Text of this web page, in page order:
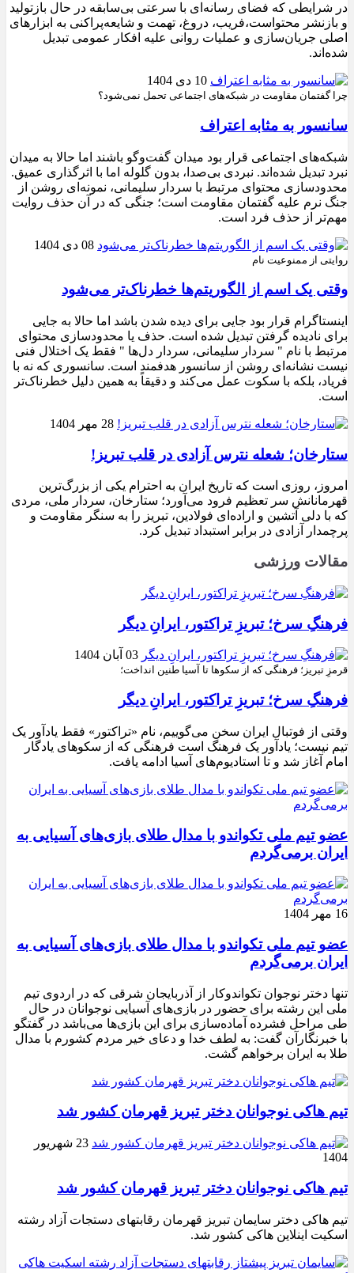
در شرایطی که فضای رسانه‌ای با سرعتی بی‌سابقه در حال بازتولید
و بازنشر محتواست،فریب، دروغ، تهمت و شایعه‌پراکنی به ابزارهای
اصلی جریان‌سازی و عملیات روانی علیه افکار عمومی تبدیل
شده‌اند.
10 دی 1404
چرا گفتمان مقاومت در شبکه‌های اجتماعی تحمل نمی‌شود؟
سانسور به مثابه اعتراف
شبکه‌های اجتماعی قرار بود میدان گفت‌وگو باشند اما حالا به میدان
نبرد تبدیل شده‌اند. نبردی بی‌صدا، بدون گلوله اما با اثرگذاری عمیق.
محدودسازی محتوای مرتبط با سردار سلیمانی، نمونه‌ای روشن از
جنگ نرم علیه گفتمان مقاومت است؛ جنگی که در آن حذف روایت
مهم‌تر از حذف فرد است.
08 دی 1404
روایتی از ممنوعیت نام
وقتی یک اسم از الگوریتم‌ها خطرناک‌تر می‌شود
اینستاگرام قرار بود جایی برای دیده شدن باشد اما حالا به جایی
برای نادیده گرفتن تبدیل شده است. حذف یا محدودسازی محتوای
مرتبط با نام " سردار سلیمانی، سردار دل‌ها " فقط یک اختلال فنی
نیست نشانه‌ای روشن از سانسور هدفمند است. سانسوری که نه با
فریاد، بلکه با سکوت عمل می‌کند و دقیقاً به همین دلیل خطرناک‌تر
است.
28 مهر 1404
ستارخان؛ شعله نترس آزادی در قلب تبریز!
امروز، روزی است که تاریخ ایران به احترام یکی از بزرگ‌ترین
قهرمانانش سر تعظیم فرود می‌آورد؛ ستارخان، سردار ملی، مردی
که با دلی آتشین و اراده‌ای فولادین، تبریز را به سنگر مقاومت و
پرچمدار آزادی در برابر استبداد تبدیل کرد.
مقالات ورزشی
فرهنگِ سرخ؛ تبریزِ تراکتور، ایرانِ دیگر
03 آبان 1404
قرمزِ تبریز؛ فرهنگی که از سکوها تا آسیا طنین انداخت؛
فرهنگِ سرخ؛ تبریزِ تراکتور، ایرانِ دیگر
وقتی از فوتبال ایران سخن می‌گوییم، نام «تراکتور» فقط یادآور یک
تیم نیست؛ یادآور یک فرهنگ است فرهنگی که از سکوهای یادگار
امام آغاز شد و تا استادیوم‌های آسیا ادامه یافت.
عضو تیم ملی تکواندو با مدال طلای بازی‌های آسیایی به
ایران برمی‌گردم
16 مهر 1404
عضو تیم ملی تکواندو با مدال طلای بازی‌های آسیایی به
ایران برمی‌گردم
تنها دختر نوجوان تکواندوکار از آذربایجان شرقی که در اردوی تیم
ملی این رشته برای حضور در بازی‌های آسیایی نوجوانان در حال
طی مراحل فشرده آماده‌سازی برای این بازی‌ها می‌باشد در گفتگو
با خبرنگارآن گفت: به لطف خدا و دعای خیر مردم کشورم با مدال
طلا به ایران برخواهم گشت.
تیم هاکی نوجوانان دختر تبریز قهرمان کشور شد
23 شهریور
1404
تیم هاکی نوجوانان دختر تبریز قهرمان کشور شد
تیم هاکی دختر سایمان تبریز قهرمان رقابتهای دستجات آزاد رشته
اسکیت اینلاین هاکی کشور شد.